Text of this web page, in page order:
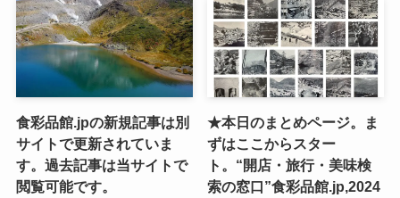
食彩品館.jpの新規記事は別
サイトで更新されていま
す。過去記事は当サイトで
閲覧可能です。
★本日のまとめページ。ま
ずはここからスター
ト。“開店・旅行・美味検
索の窓口”食彩品館.jp,2024